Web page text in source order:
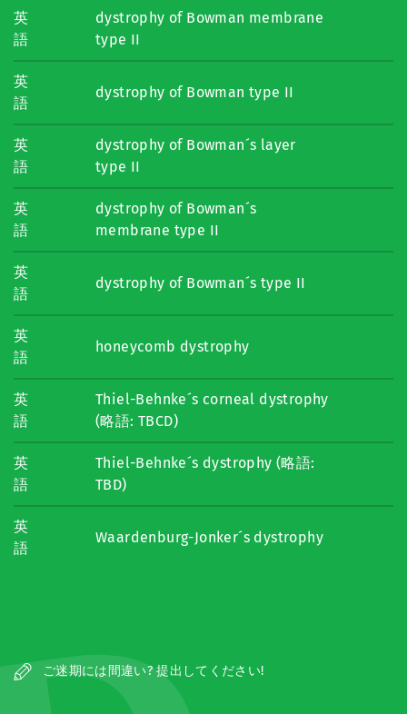
英
語
dystrophy of Bowman membrane
type II
英
語
dystrophy of Bowman type II
英
語
dystrophy of Bowman´s layer
type II
英
語
dystrophy of Bowman´s
membrane type II
英
語
dystrophy of Bowman´s type II
英
語
honeycomb dystrophy
英
語
Thiel-Behnke´s corneal dystrophy
(略語: TBCD)
英
語
Thiel-Behnke´s dystrophy (略語:
TBD)
英
語
Waardenburg-Jonker´s dystrophy
ご迷期には間違い? 提出してください!